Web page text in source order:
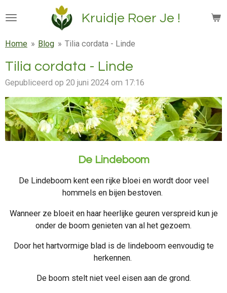
direct
de
hoofdinhoud
Kruidje Roer Je !
Home » Blog » Tilia cordata - Linde
Tilia cordata - Linde
Gepubliceerd op 20 juni 2024 om 17:16
De Lindeboom
De Lindeboom kent een rijke bloei en wordt door veel
hommels en bijen bestoven.
Wanneer ze bloeit en haar heerlijke geuren verspreid kun je
onder de boom genieten van al het gezoem.
Door het hartvormige blad is de lindeboom eenvoudig te
herkennen.
De boom stelt niet veel eisen aan de grond.